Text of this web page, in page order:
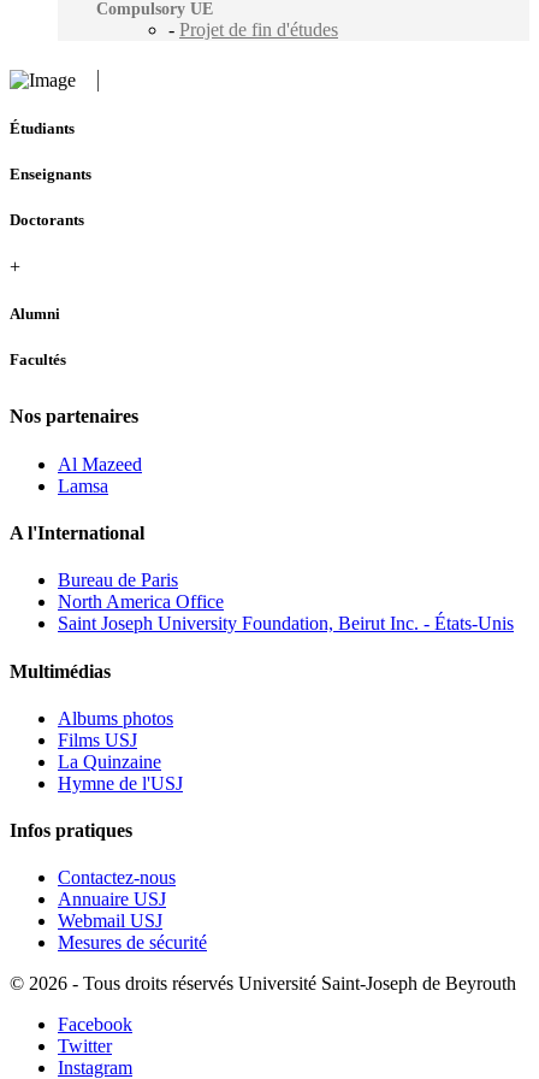
Compulsory UE
- Projet de fin d'études
Étudiants
Enseignants
Doctorants
+
Alumni
Facultés
Nos partenaires
Al Mazeed
Lamsa
A l'International
Bureau de Paris
North America Office
Saint Joseph University Foundation, Beirut Inc. - États-Unis
Multimédias
Albums photos
Films USJ
La Quinzaine
Hymne de l'USJ
Infos pratiques
Contactez-nous
Annuaire USJ
Webmail USJ
Mesures de sécurité
© 2026 - Tous droits réservés Université Saint-Joseph de Beyrouth
Facebook
Twitter
Instagram